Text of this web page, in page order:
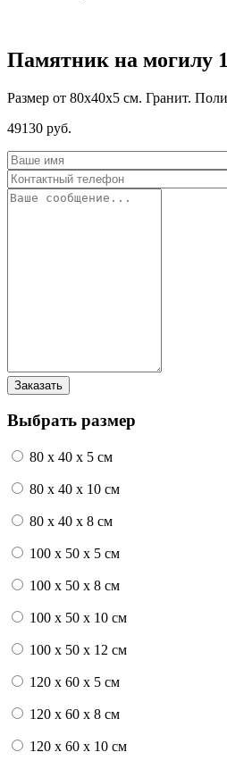
Памятник на могилу
Размер от 80х40х5 см. Гранит.
49130 руб.
Выбрать размер
80 x 40 x 5 см
80 x 40 x 10 см
80 x 40 x 8 см
100 x 50 x 5 см
100 х 50 х 8 см
100 x 50 x 10 см
100 x 50 x 12 см
120 x 60 x 5 см
120 x 60 x 8 см
120 x 60 x 10 см